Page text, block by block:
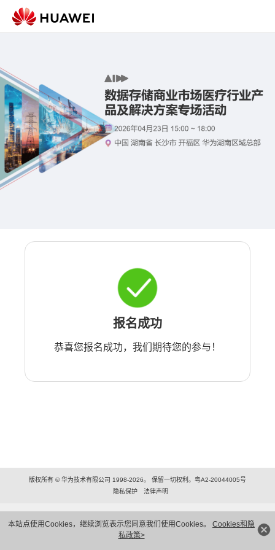
本站点使用Cookies，继续浏览表示您同意我们使用Cookies。 Cookies和隐
私政策>
报名成功
恭喜您报名成功，我们期待您的参与！
版权所有 © 华为技术有限公司 1998-2026。 保留一切权利。粤A2-20044005号
隐私保护
法律声明